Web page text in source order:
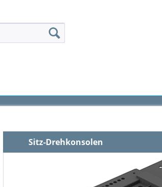
Sitz-Drehkonsolen